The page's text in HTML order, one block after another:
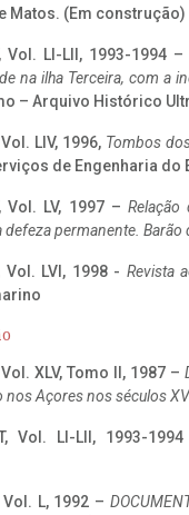
Matos. (Em construção)
Vol. LI-LII, 1993-1994 –
na ilha Terceira, com a
– Arquivo Histórico
LIV, 1996, Tombos
de Engenharia do
Vol. LV, 1997 –
permanente. Barão
Vol. LVI, 1998 - Revista
XLV, Tomo II, 1987 –
nos Açores nos séculos
Vol. LI-LII, 1993-
L, 1992 –